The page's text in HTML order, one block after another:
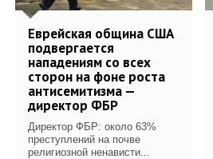
Еврейская община США
подвергается
нападениям со всех
сторон на фоне роста
антисемитизма —
директор ФБР
Директор ФБР: около 63%
преступлений на почве
религиозной ненависти...